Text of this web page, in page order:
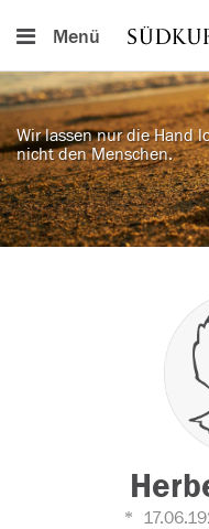
Menü
Wir lassen nur die Hand
nicht den Menschen.